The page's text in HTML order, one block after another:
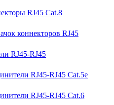
RJ45 Cat.8
коннекторов RJ45
RJ45-RJ45
RJ45-RJ45 Cat.5e
RJ45-RJ45 Cat.6